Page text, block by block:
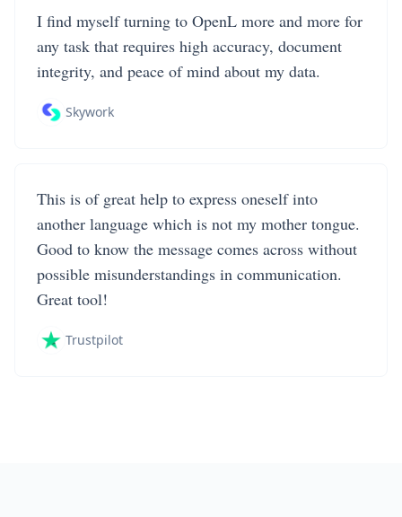
I find myself turning to OpenL more and more for
any task that requires high accuracy, document
integrity, and peace of mind about my data.
Skywork
This is of great help to express oneself into
another language which is not my mother tongue.
Good to know the message comes across without
possible misunderstandings in communication.
Great tool!
Trustpilot